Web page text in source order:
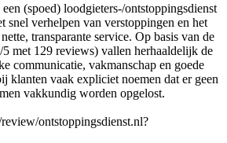
(spoed) loodgieters-/ontstoppingsdienst
snel verhelpen van verstoppingen en het
transparante service. Op basis van de
met 129 reviews) vallen herhaaldelijk de
communicatie, vakmanschap en goede
klanten vaak expliciet noemen dat er geen
vakkundig worden opgelost.
ontstoppingsdienst.nl?